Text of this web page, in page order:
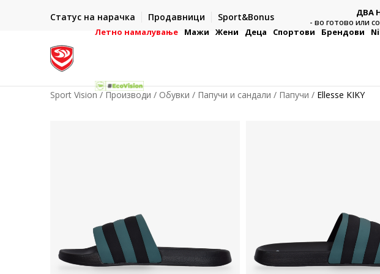
Статус на нарачка Продавници Sport&Bonus
- на сите нарачки во готово или со електронска платежна
ДВА
- во готово или
Летно намалување Мажи Жени Деца Спортови Брендови
Sport Vision Производи Обувки Папучи и сандали Папучи Ellesse KIKY